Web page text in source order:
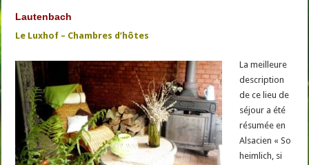
Lautenbach
Le Luxhof – Chambres d’hôtes
La meilleure
description
de ce lieu de
séjour a été
résumée en
Alsacien « So
heimlich, si